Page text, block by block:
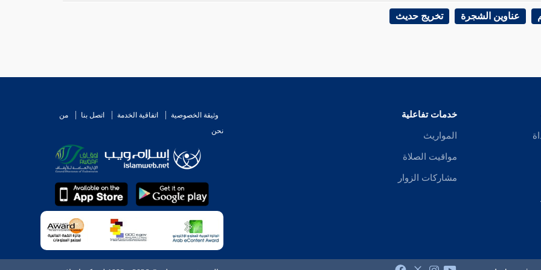
عناوين الشجرة تخريج حديث
خدمات تفاعلية
المواريث
مواقيت الصلاة
مشاركات الزوار
وثيقة الخصوصية اتفاقية الخدمة اتصل بنا
من
نحن